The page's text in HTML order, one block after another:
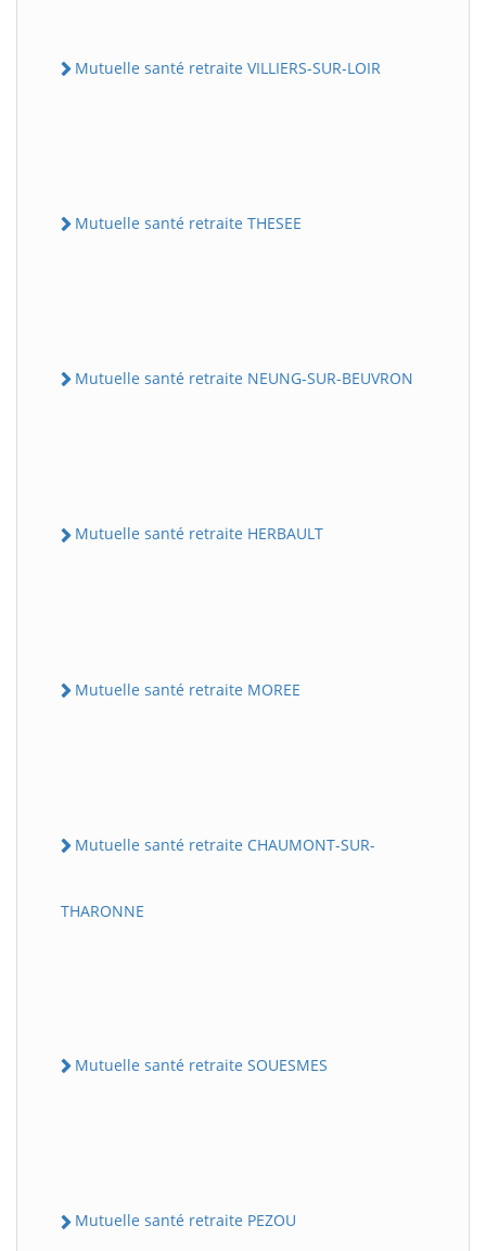
Mutuelle santé retraite VILLIERS-SUR-LOIR
Mutuelle santé retraite THESEE
Mutuelle santé retraite NEUNG-SUR-BEUVRON
Mutuelle santé retraite HERBAULT
Mutuelle santé retraite MOREE
Mutuelle santé retraite CHAUMONT-SUR-
THARONNE
Mutuelle santé retraite SOUESMES
Mutuelle santé retraite PEZOU